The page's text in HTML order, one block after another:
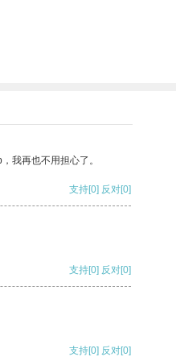
我再也不用担心了。
支持[0] 反对[0]
支持[0] 反对[0]
支持[0] 反对[0]